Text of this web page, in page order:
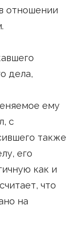
отношении
дела,
ему
с
также
его
как и
что
на